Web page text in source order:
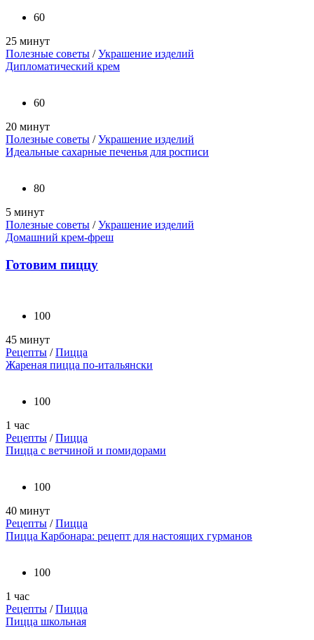
60
25 минут
Полезные советы /Украшение изделий
Дипломатический крем
60
20 минут
Полезные советы /Украшение изделий
Идеальные сахарные печенья для росписи
80
5 минут
Полезные советы /Украшение изделий
Домашний крем-фреш
Готовим пиццу
100
45 минут
Рецепты /Пицца
Жареная пицца по-итальянски
100
1 час
Рецепты /Пицца
Пицца с ветчиной и помидорами
100
40 минут
Рецепты /Пицца
Пицца Карбонара: рецепт для настоящих гурманов
100
1 час
Рецепты /Пицца
Пицца школьная